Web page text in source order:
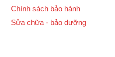
Chính sách bảo hành
Sửa chữa - bảo dưỡng